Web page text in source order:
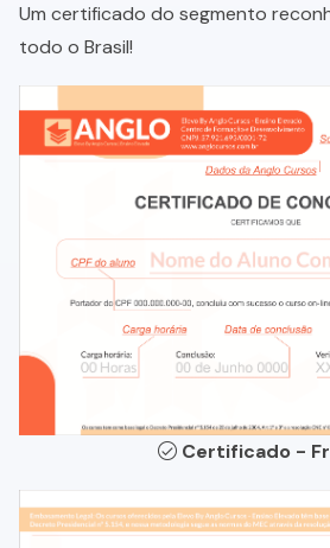
Um certificado do segmento
todo o Brasil!
Certificado -